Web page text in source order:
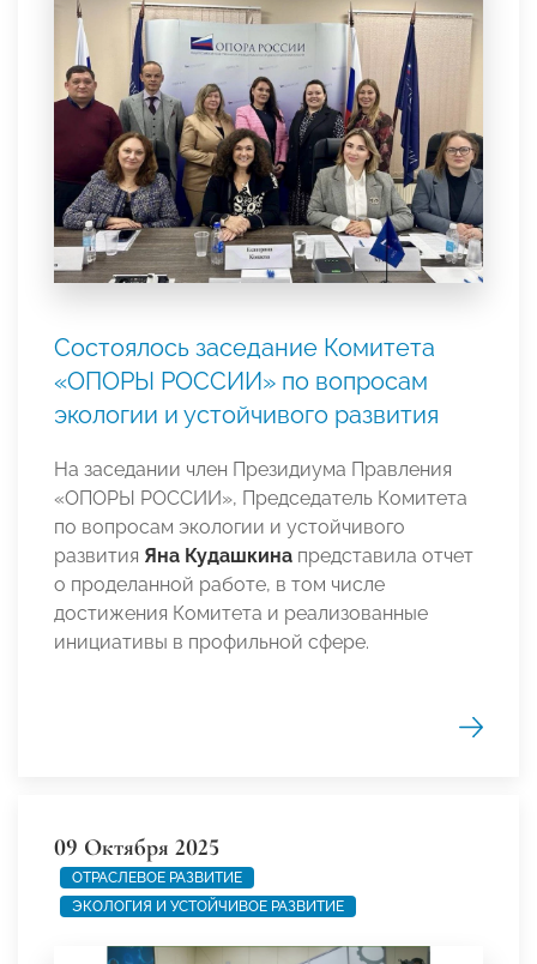
Состоялось заседание Комитета
«ОПОРЫ РОССИИ» по вопросам
экологии и устойчивого развития
На заседании член Президиума Правления
«ОПОРЫ РОССИИ», Председатель Комитета
по вопросам экологии и устойчивого
развития Яна Кудашкина представила отчет
о проделанной работе, в том числе
достижения Комитета и реализованные
инициативы в профильной сфере.
09 Октября 2025
ОТРАСЛЕВОЕ РАЗВИТИЕ
ЭКОЛОГИЯ И УСТОЙЧИВОЕ РАЗВИТИЕ